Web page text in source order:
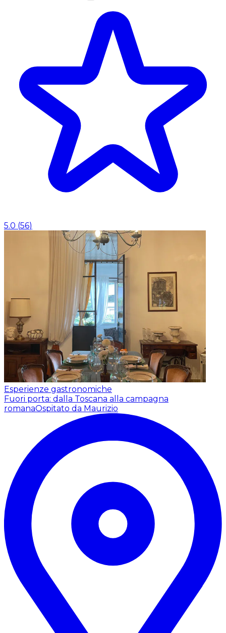
5.0 (56)
Esperienze gastronomiche
Fuori porta: dalla Toscana alla campagna
romanaOspitato da Maurizio